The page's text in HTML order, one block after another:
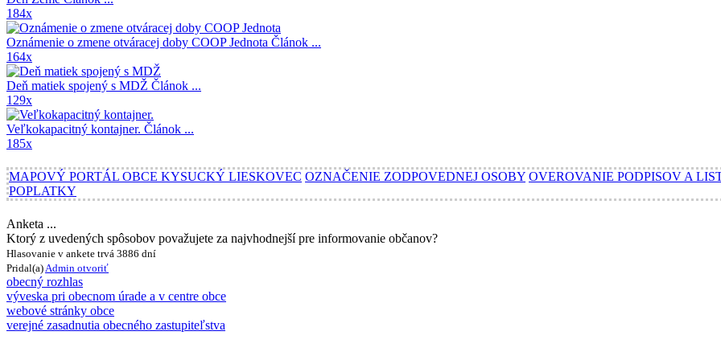
184x
Oznámenie o zmene otváracej doby COOP Jednota Článok ...
164x
Deň matiek spojený s MDŽ Článok ...
129x
Veľkokapacitný kontajner. Článok ...
185x
MAPOVÝ PORTÁL OBCE KYSUCKÝ LIESKOVEC OZNAČENIE ZODPOVEDNEJ OSOBY OVEROVANIE PODPISOV A
POPLATKY
Anketa ...
Ktorý z uvedených spôsobov považujete za najvhodnejší pre informovanie občanov?
Hlasovanie v ankete trvá 3886 dní
Pridal(a)Admin otvoriť
obecný rozhlas
výveska pri obecnom úrade a v centre obce
webové stránky obce
verejné zasadnutia obecného zastupiteľstva